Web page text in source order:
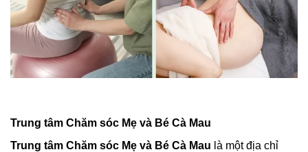
Trung tâm Chăm sóc Mẹ và Bé Cà Mau
Trung tâm Chăm sóc Mẹ và Bé Cà Mau là một địa chỉ